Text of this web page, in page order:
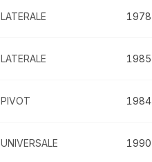
LATERALE 1978
LATERALE 1985
PIVOT 1984
UNIVERSALE 1990